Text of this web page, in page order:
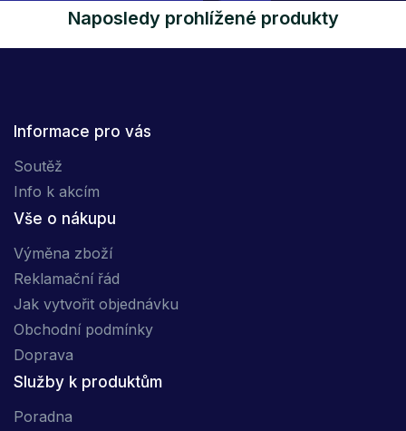
Naposledy prohlížené produkty
Informace pro vás
Soutěž
Info k akcím
Vše o nákupu
Výměna zboží
Reklamační řád
Jak vytvořit objednávku
Obchodní podmínky
Doprava
Služby k produktům
Poradna